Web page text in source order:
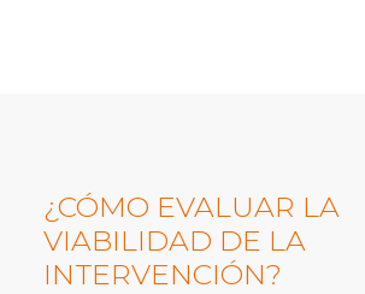
¿CÓMO EVALUAR LA
VIABILIDAD DE LA
INTERVENCIÓN?